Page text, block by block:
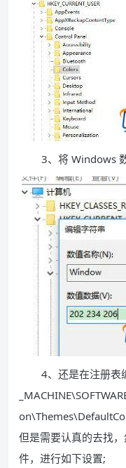
3、将 Windows
4、还是在注册表
但是需要认真的去找
件，进行如下设置;